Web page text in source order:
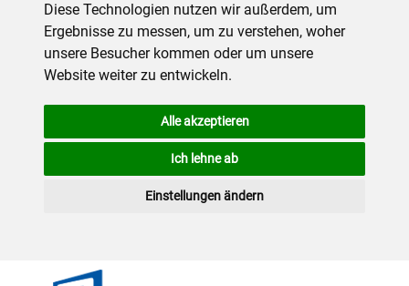
Diese Technologien nutzen wir außerdem, um
Ergebnisse zu messen, um zu verstehen, woher
unsere Besucher kommen oder um unsere
Website weiter zu entwickeln.
Alle akzeptieren
Ich lehne ab
Einstellungen ändern